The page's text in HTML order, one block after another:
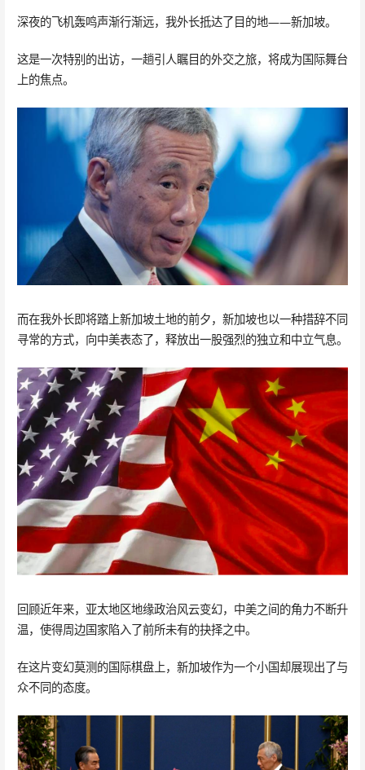
深夜的飞机轰鸣声渐行渐远，我外长抵达了目的地——新加坡。
这是一次特别的出访，一趟引人瞩目的外交之旅，将成为国际舞台
上的焦点。
而在我外长即将踏上新加坡土地的前夕，新加坡也以一种措辞不同
寻常的方式，向中美表态了，释放出一股强烈的独立和中立气息。
回顾近年来，亚太地区地缘政治风云变幻，中美之间的角力不断升
温，使得周边国家陷入了前所未有的抉择之中。
在这片变幻莫测的国际棋盘上，新加坡作为一个小国却展现出了与
众不同的态度。